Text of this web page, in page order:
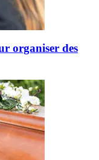
organiser des